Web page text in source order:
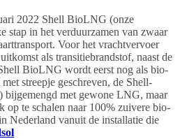
2022 Shell BioLNG (onze
stap in het verduurzamen van zwaar
Voor het vrachtvervoer
als transitiebrandstof, naast de
BioLNG wordt eerst nog als bio-
streepje geschreven, de Shell-
bijgemengd met gewone LNG, maar
op te schalen naar 100% zuivere bio-
Nederland vanuit de installatie die